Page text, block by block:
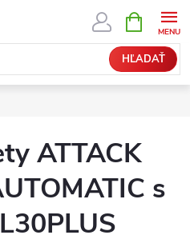
HĽADAŤ
KOŠÍK
ATTACK
s